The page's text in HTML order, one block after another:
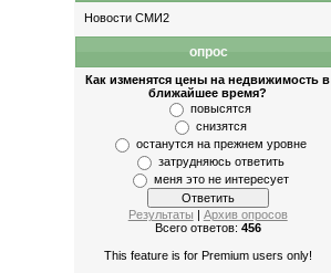
Новости СМИ2
опрос
Как изменятся цены на недвижимость в
ближайшее время?
повысятся
снизятся
останутся на прежнем уровне
затрудняюсь ответить
меня это не интересует
Результаты | Архив опросов
Всего ответов: 456
This feature is for Premium users only!